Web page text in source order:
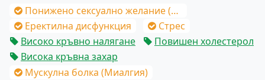
Понижено сексуално желание (Загуба на либидо)
Еректилна дисфункция
Стрес
Високо кръвно налягане
Повишен холестерол
Висока кръвна захар
Мускулна болка (Миалгия)